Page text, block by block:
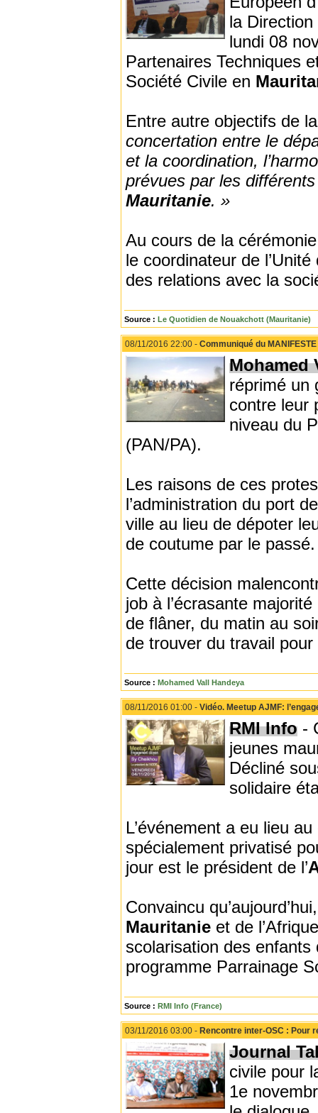
la
lundi 08
Partenaires Techniques
Société Civile en
Entre autre objectifs de
concertation entre le
et la coordination,
prévues par les
Mauritanie. »
Au cours de la
le coordinateur de
des relations avec la
Source : Le Quotidien de Nouakchott (Mauritanie)
08/11/2016 22:00 - Communiqué du
Mohamed
réprimé un
contre leur
niveau du
(PAN/PA).
Les raisons de ces
l’administration du port
ville au lieu de dépoter
de coutume par le passé.
Cette décision
job à l’écrasante
de flâner, du matin au
de trouver du travail
Source : Mohamed Vall Handeya
08/11/2016 01:00 - Vidéo. Meetup AJMF:
RMI Info -
jeunes
Décliné
solidaire
L’événement a eu lieu au
spécialement privatisé
jour est le président de l’
Convaincu
Mauritanie et de
scolarisation des
programme Parrainage
Source : RMI Info (France)
03/11/2016 03:00 - Rencontre inter-OSC : Pour
Journal
civile pour
1e